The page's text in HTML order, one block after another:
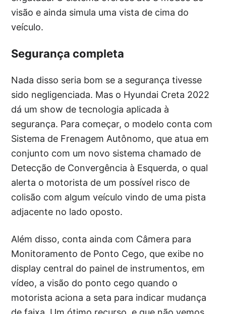
visão e ainda simula uma vista de cima do
veículo.
Segurança completa
Nada disso seria bom se a segurança tivesse
sido negligenciada. Mas o Hyundai Creta 2022
dá um show de tecnologia aplicada à
segurança. Para começar, o modelo conta com
Sistema de Frenagem Autônomo, que atua em
conjunto com um novo sistema chamado de
Detecção de Convergência à Esquerda, o qual
alerta o motorista de um possível risco de
colisão com algum veículo vindo de uma pista
adjacente no lado oposto.
Além disso, conta ainda com Câmera para
Monitoramento de Ponto Cego, que exibe no
display central do painel de instrumentos, em
vídeo, a visão do ponto cego quando o
motorista aciona a seta para indicar mudança